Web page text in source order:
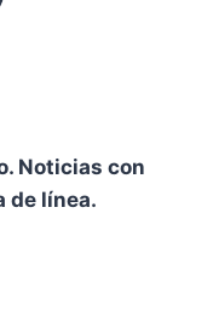
Noticias con
de línea.